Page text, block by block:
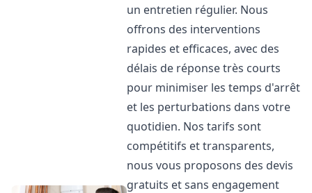
un entretien régulier. Nous
offrons des interventions
rapides et efficaces, avec des
délais de réponse très courts
pour minimiser les temps d'arrêt
et les perturbations dans votre
quotidien. Nos tarifs sont
compétitifs et transparents,
nous vous proposons des devis
gratuits et sans engagement